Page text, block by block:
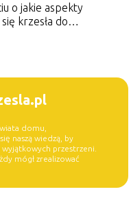
o jakie aspekty
krzesła do
domu,
naszą wiedzą, by
przestrzeni.
mógł zrealizować